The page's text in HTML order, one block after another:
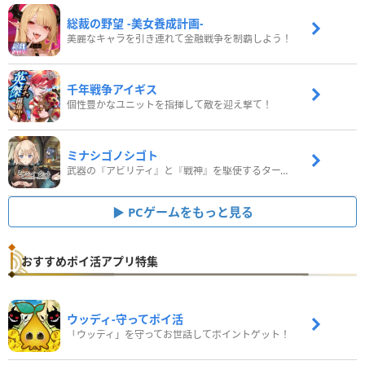
総裁の野望 -美女養成計画-
美麗なキャラを引き連れて金融戦争を制覇しよう！
千年戦争アイギス
個性豊かなユニットを指揮して敵を迎え撃て！
ミナシゴノシゴト
武器の『アビリティ』と『戦神』を駆使するターン制コマンドバトルRPG！
PCゲームをもっと見る
おすすめポイ活アプリ特集
ウッディ‐守ってポイ活
「ウッディ」を守ってお世話してポイントゲット！